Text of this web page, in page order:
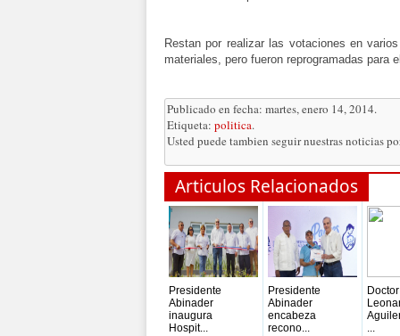
Restan por realizar las votaciones en
materiales, pero fueron reprogramadas para
Publicado en fecha: martes, enero 14, 2014.
Etiqueta: politica.
Usted puede tambien seguir nuestras noticias
Articulos Relacionados
Presidente
Abinader
inaugura
Hospit...
Presidente
Abinader
encabeza
recono...
Doctor
...